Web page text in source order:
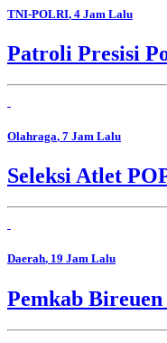
TNI-POLRI, 4 Jam Lalu
Patroli Presisi
Olahraga, 7 Jam Lalu
Seleksi Atlet
Daerah, 19 Jam Lalu
Pemkab